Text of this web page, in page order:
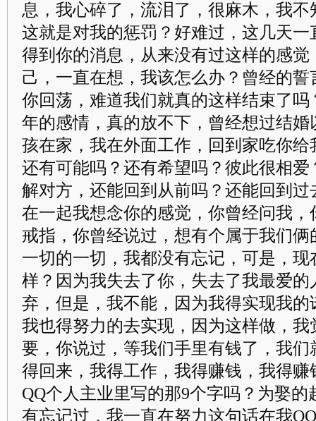
息，我心碎了，流泪了，很麻木，我
这就是对我的惩罚？好难过，这几天
得到你的消息，从来没有过这样的感
己，一直在想，我该怎么办？曾经的
你回荡，难道我们就真的这样结束了吗
年的感情，真的放不下，曾经想过结
孩在家，我在外面工作，回到家吃你
还有可能吗？还有希望吗？彼此很相
解对方，还能回到从前吗？还能回到
在一起我想念你的感觉，你曾经问我
戒指，你曾经说过，想有个属于我们
一切的一切，我都没有忘记，可是，
样？因为我失去了你，失去了我最爱
弃，但是，我不能，因为我得实现我
我也得努力的去实现，因为这样做，
要，你说过，等我们手里有钱了，我
得回来，我得工作，我得赚钱，我得
QQ个人主业里写的那9个字吗？为娶
有忘记过，我一直在努力这句话在我